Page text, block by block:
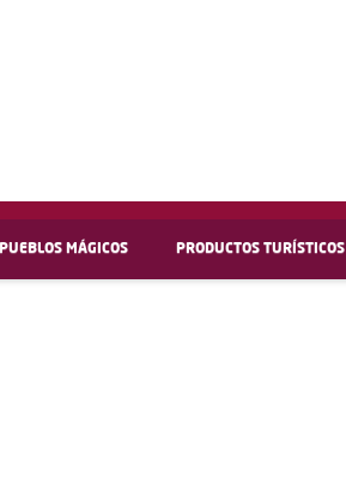
PUEBLOS MÁGICOS PRODUCTOS TURÍSTICOS